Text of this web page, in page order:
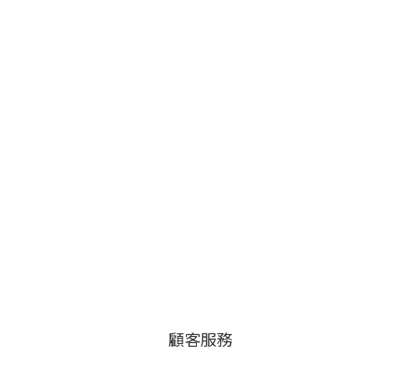
顧客服務